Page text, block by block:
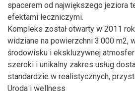
spacerem od największego jeziora
efektami leczniczymi.
Kompleks został otwarty w 2011
widziane na powierzchni 3.000 m2,
środowisku i ekskluzywnej
szeroki i unikalny zakres usług
standardzie w realistycznych,
Uroda i wellness